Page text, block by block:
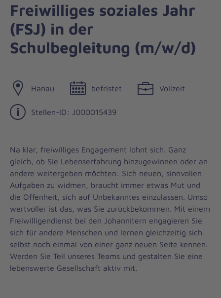
Freiwilliges soziales Jahr
(FSJ) in der
Schulbegleitung (m/w/d)
Hanau befristet Vollzeit
Stellen-ID: J000015439
Na klar, freiwilliges Engagement lohnt sich. Ganz
gleich, ob Sie Lebenserfahrung hinzugewinnen oder an
andere weitergeben möchten: Sich neuen, sinnvollen
Aufgaben zu widmen, braucht immer etwas Mut und
die Offenheit, sich auf Unbekanntes einzulassen. Umso
wertvoller ist das, was Sie zurückbekommen. Mit einem
Freiwilligendienst bei den Johannitern engagieren Sie
sich für andere Menschen und lernen gleichzeitig sich
selbst noch einmal von einer ganz neuen Seite kennen.
Werden Sie Teil unseres Teams und gestalten Sie eine
lebenswerte Gesellschaft aktiv mit.